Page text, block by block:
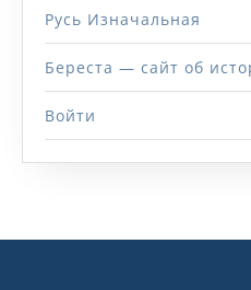
Русь Изначальная
Береста — сайт об
Войти